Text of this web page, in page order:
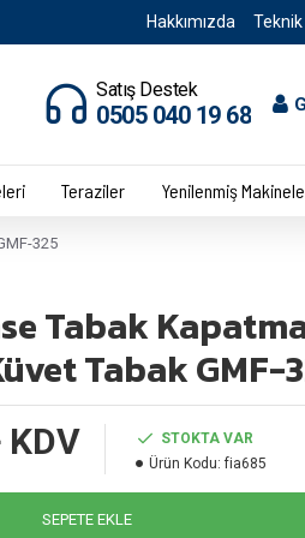
Hakkımızda
0505 040 19 68
Satış Destek
Teraziler Yenilenmiş
325
Tabak
Tabak GMF-
STOKTA VAR
Ürün Kodu: fia685
SEPETE EKLE